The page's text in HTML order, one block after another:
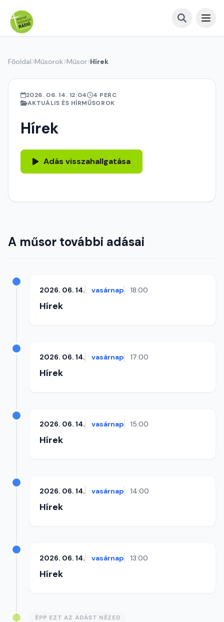
Főoldal Műsorok Műsor Hírek
2026. 06. 14. 12:04
4 PERC
AKTUÁLIS ÉS HÍRMŰSOROK
Hírek
Adás visszahallgatása
A műsor további adásai
2026. 06. 14. vasárnap 18:00
Hírek
2026. 06. 14. vasárnap 17:00
Hírek
2026. 06. 14. vasárnap 15:00
Hírek
2026. 06. 14. vasárnap 14:00
Hírek
2026. 06. 14. vasárnap 13:00
Hírek
ÉPP EZT AZ ADÁST NÉZED